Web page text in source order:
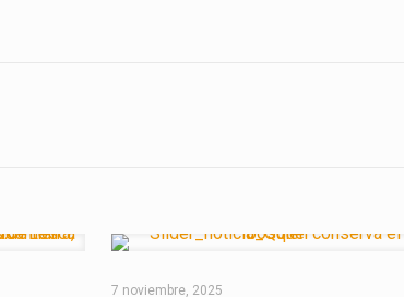
7 noviembre, 2025